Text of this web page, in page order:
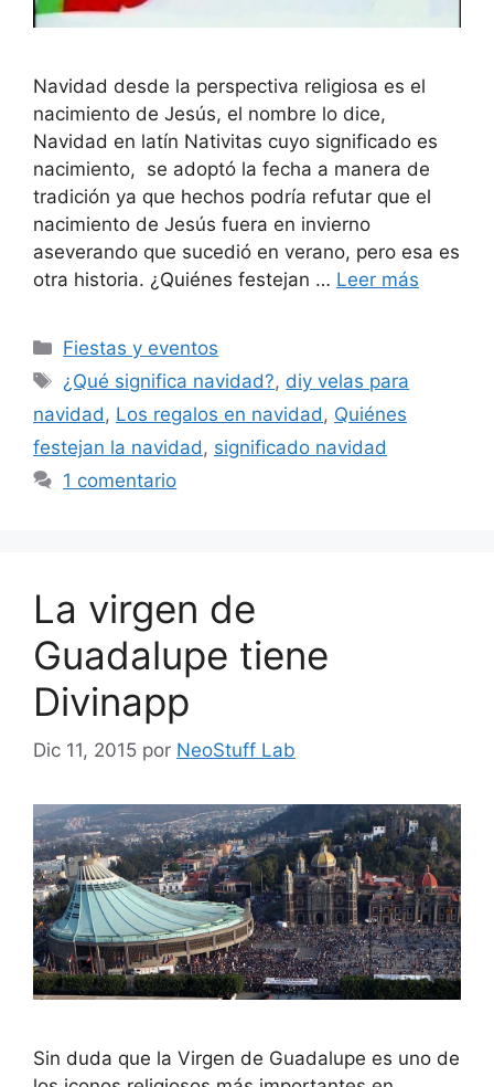
Navidad desde la perspectiva religiosa es el
nacimiento de Jesús, el nombre lo dice,
Navidad en latín Nativitas cuyo significado es
nacimiento, se adoptó la fecha a manera de
tradición ya que hechos podría refutar que el
nacimiento de Jesús fuera en invierno
aseverando que sucedió en verano, pero esa es
otra historia. ¿Quiénes festejan … Leer más
Categorías
Fiestas y eventos
Etiquetas
¿Qué significa navidad?, diy velas para
navidad , Los regalos en navidad , Quiénes
festejan la navidad , significado navidad
1 comentario
La virgen de
Guadalupe tiene
Divinapp
Dic 11, 2015 por NeoStuff Lab
Sin duda que la Virgen de Guadalupe es uno de